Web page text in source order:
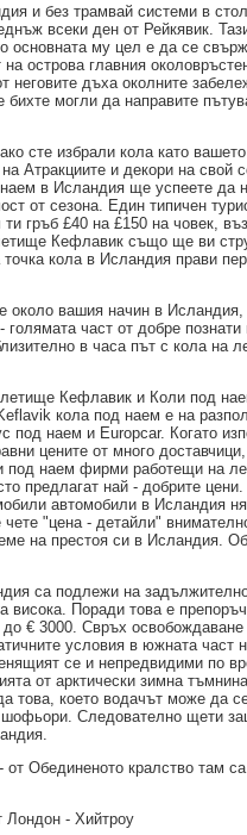
и без трамвай системи в
всеки ден от Рейкявик.
основната му цел е да се
острова главния
неговите дъха околните
могли да направите
сте избрали кола като
Атракциите и декори на свой
в Исландия ще успеете да
от сезона. Един типичен
гръб £40 на £150 на човек,
Кефлавик също ще ви
кола в Исландия прави
около вашия начин в Исландия,
част от добре познати
в часа път с кола на
Кефлавик и Коли под
кола под наем е на
наем и Europcar. Когато
цените от много
под наем фирми работещи на
предлагат най - добрите
автомобили в Исландия
"цена - детайли"
на престоя си в Исландия.
са подлежи на задължително
Поради това е
€ 3000. Свръх освобождаване
условия в южната част
се и непредвидими по
от арктически зимна
това, което водачът може да
шофьори. Следователно щети
Обединеното кралство там
Лондон - Хийтроу